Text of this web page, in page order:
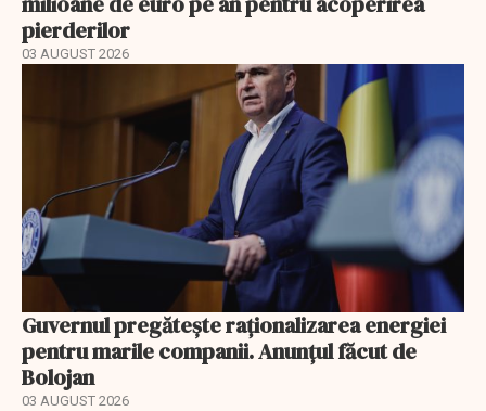
pierderilor
03 AUGUST 2026
Guvernul pregătește raționalizarea energiei
pentru marile companii. Anunțul făcut de
Bolojan
03 AUGUST 2026